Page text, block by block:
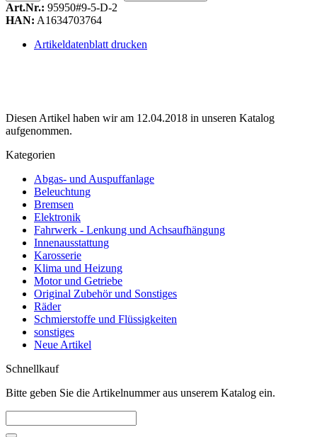
Art.Nr.: 95950#9-5-D-2
HAN: A1634703764
Artikeldatenblatt drucken
Diesen Artikel haben wir am 12.04.2018 in unseren Katalog
aufgenommen.
Kategorien
Abgas- und Auspuffanlage
Beleuchtung
Bremsen
Elektronik
Fahrwerk - Lenkung und Achsaufhängung
Innenausstattung
Karosserie
Klima und Heizung
Motor und Getriebe
Original Zubehör und Sonstiges
Räder
Schmierstoffe und Flüssigkeiten
sonstiges
Neue Artikel
Schnellkauf
Bitte geben Sie die Artikelnummer aus unserem Katalog ein.